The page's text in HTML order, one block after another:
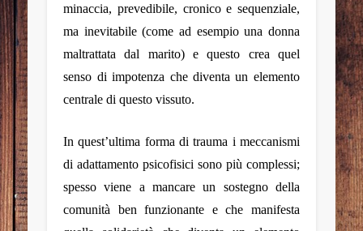
minaccia, prevedibile, cronico e sequenziale,
ma inevitabile (come ad esempio una donna
maltrattata dal marito) e questo crea quel
senso di impotenza che diventa un elemento
centrale di questo vissuto.
In quest’ultima forma di trauma i meccanismi
di adattamento psicofisici sono più complessi;
spesso viene a mancare un sostegno della
comunità ben funzionante e che manifesta